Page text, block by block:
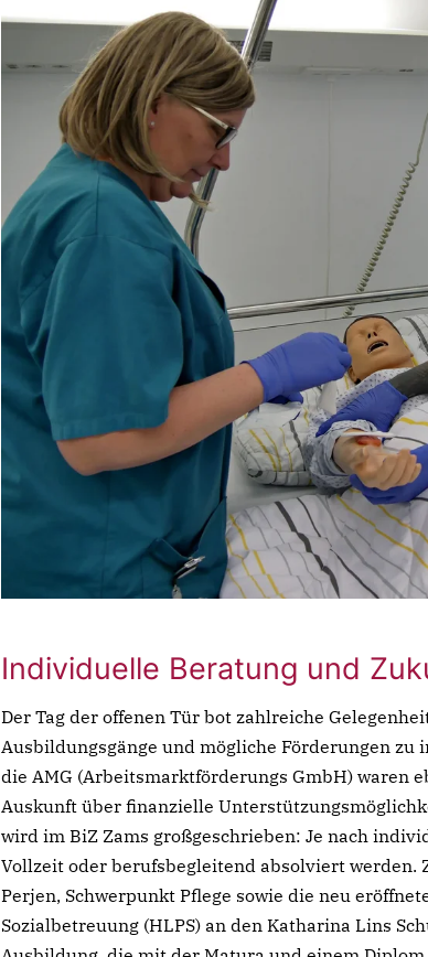
Individuelle Beratung und
Der Tag der offenen Tür bot zahlreiche
Ausbildungsgänge und mögliche Förderungen
die AMG (Arbeitsmarktförderungs GmbH) waren
Auskunft über finanzielle
wird im BiZ Zams großgeschrieben: Je nach
Vollzeit oder berufsbegleitend absolviert werden.
Perjen, Schwerpunkt Pflege sowie die neu
Sozialbetreuung (HLPS) an den Katharina Lins